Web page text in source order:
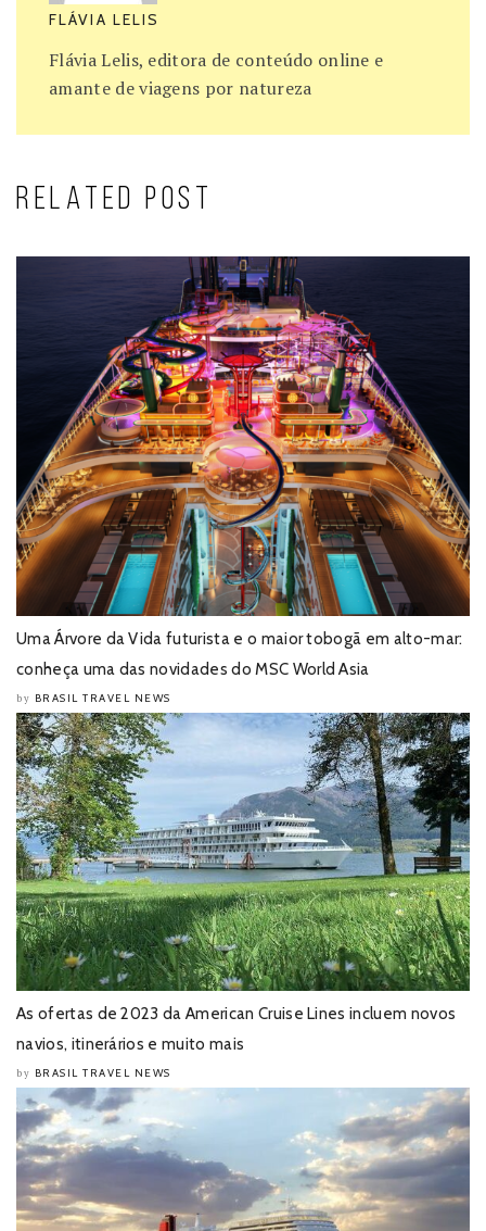
FLÁVIA LELIS
Flávia Lelis, editora de conteúdo online e
amante de viagens por natureza
RELATED POST
Uma Árvore da Vida futurista e o maior tobogã em alto-mar:
conheça uma das novidades do MSC World Asia
by BRASIL TRAVEL NEWS
As ofertas de 2023 da American Cruise Lines incluem novos
navios, itinerários e muito mais
by BRASIL TRAVEL NEWS